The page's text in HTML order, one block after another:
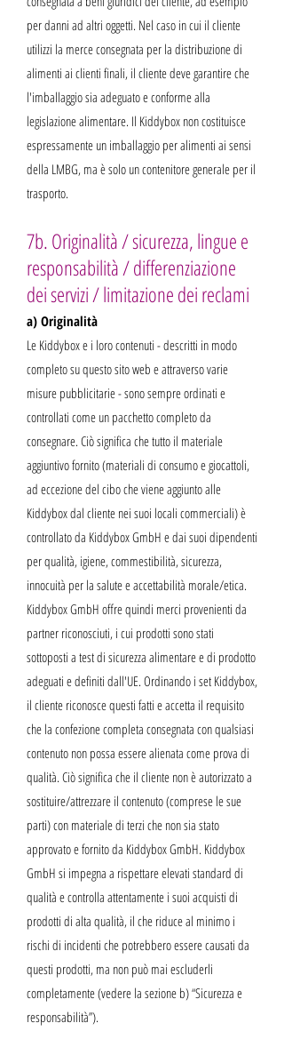
per danni ad altri oggetti. Nel caso in cui il cliente
utilizzi la merce consegnata per la distribuzione di
alimenti ai clienti finali, il cliente deve garantire che
l'imballaggio sia adeguato e conforme alla
legislazione alimentare. Il Kiddybox non costituisce
espressamente un imballaggio per alimenti ai sensi
della LMBG, ma è solo un contenitore generale per il
trasporto.
7b. Originalità / sicurezza, lingue e
responsabilità / differenziazione
dei servizi / limitazione dei reclami
a) Originalità
Le Kiddybox e i loro contenuti - descritti in modo
completo su questo sito web e attraverso varie
misure pubblicitarie - sono sempre ordinati e
controllati come un pacchetto completo da
consegnare. Ciò significa che tutto il materiale
aggiuntivo fornito (materiali di consumo e giocattoli,
ad eccezione del cibo che viene aggiunto alle
Kiddybox dal cliente nei suoi locali commerciali) è
controllato da Kiddybox GmbH e dai suoi dipendenti
per qualità, igiene, commestibilità, sicurezza,
innocuità per la salute e accettabilità morale/etica.
Kiddybox GmbH offre quindi merci provenienti da
partner riconosciuti, i cui prodotti sono stati
sottoposti a test di sicurezza alimentare e di prodotto
adeguati e definiti dall'UE. Ordinando i set Kiddybox,
il cliente riconosce questi fatti e accetta il requisito
che la confezione completa consegnata con qualsiasi
contenuto non possa essere alienata come prova di
qualità. Ciò significa che il cliente non è autorizzato a
sostituire/attrezzare il contenuto (comprese le sue
parti) con materiale di terzi che non sia stato
approvato e fornito da Kiddybox GmbH. Kiddybox
GmbH si impegna a rispettare elevati standard di
qualità e controlla attentamente i suoi acquisti di
prodotti di alta qualità, il che riduce al minimo i
rischi di incidenti che potrebbero essere causati da
questi prodotti, ma non può mai escluderli
completamente (vedere la sezione b) “Sicurezza e
responsabilità”).